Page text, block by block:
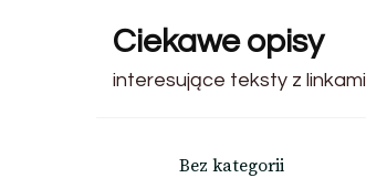
Ciekawe opisy
interesujące teksty z linkami
Bez kategorii